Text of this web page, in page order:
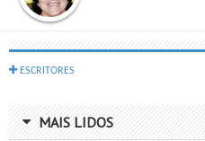
ESCRITORES
MAIS LIDOS